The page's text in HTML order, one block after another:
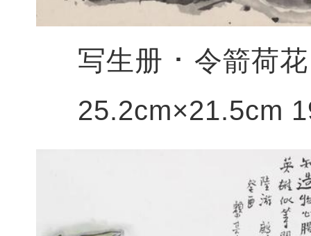
写生册 ･ 令箭荷花
25.2cm×21.5cm